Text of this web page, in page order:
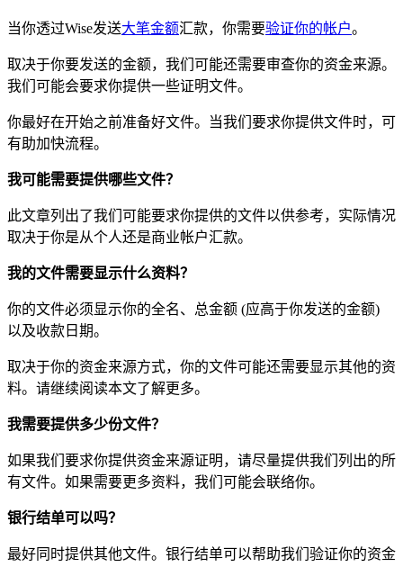
当你透过Wise发送大笔金额汇款，你需要验证你的帐户。
取决于你要发送的金额，我们可能还需要审查你的资金来源。
我们可能会要求你提供一些证明文件。
你最好在开始之前准备好文件。当我们要求你提供文件时，可
有助加快流程。
我可能需要提供哪些文件？
此文章列出了我们可能要求你提供的文件以供参考，实际情况
取决于你是从个人还是商业帐户汇款。
我的文件需要显示什么资料？
你的文件必须显示你的全名、总金额 (应高于你发送的金额)
以及收款日期。
取决于你的资金来源方式，你的文件可能还需要显示其他的资
料。请继续阅读本文了解更多。
我需要提供多少份文件？
如果我们要求你提供资金来源证明，请尽量提供我们列出的所
有文件。如果需要更多资料，我们可能会联络你。
银行结单可以吗？
最好同时提供其他文件。银行结单可以帮助我们验证你的资金